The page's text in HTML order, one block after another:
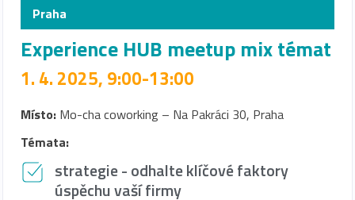
Praha
Experience HUB meetup mix témat
1. 4. 2025, 9:00-13:00
Místo: Mo-cha coworking – Na Pakráci 30, Praha
Témata:
strategie - odhalte klíčové faktory
úspěchu vaší firmy